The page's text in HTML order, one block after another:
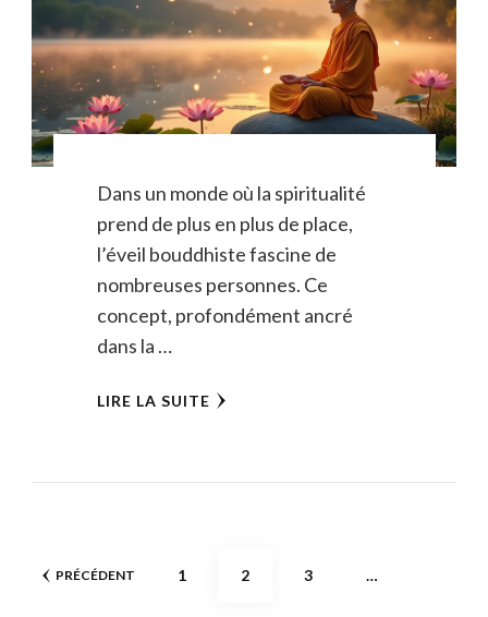
Dans un monde où la spiritualité
prend de plus en plus de place,
l’éveil bouddhiste fascine de
nombreuses personnes. Ce
concept, profondément ancré
dans la …
LIRE LA SUITE
Pagination
PRÉCÉDENT PAGE
1 PAGE
2 PAGE
3 …